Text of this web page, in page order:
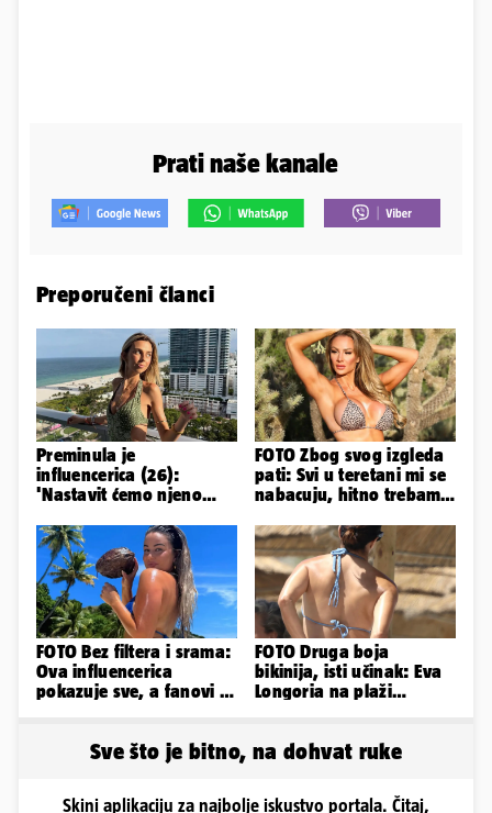
Prati naše kanale
Preporučeni članci
Preminula je
influencerica (26):
'Nastavit ćemo njeno
FOTO Zbog svog izgleda
pati: Svi u teretani mi se
nabacuju, hitno trebam
FOTO Bez filtera i srama:
Ova influencerica
pokazuje sve, a fanovi je
FOTO Druga boja
bikinija, isti učinak: Eva
Longoria na plaži
Sve što je bitno, na dohvat ruke
Skini aplikaciju za najbolje iskustvo portala. Čitaj,